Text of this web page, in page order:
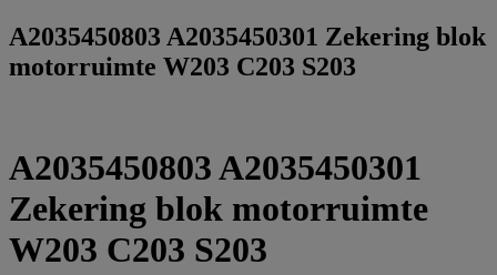
A2035450803 A2035450301 Zekering blok
motorruimte W203 C203 S203
A2035450803 A2035450301
Zekering blok motorruimte
W203 C203 S203